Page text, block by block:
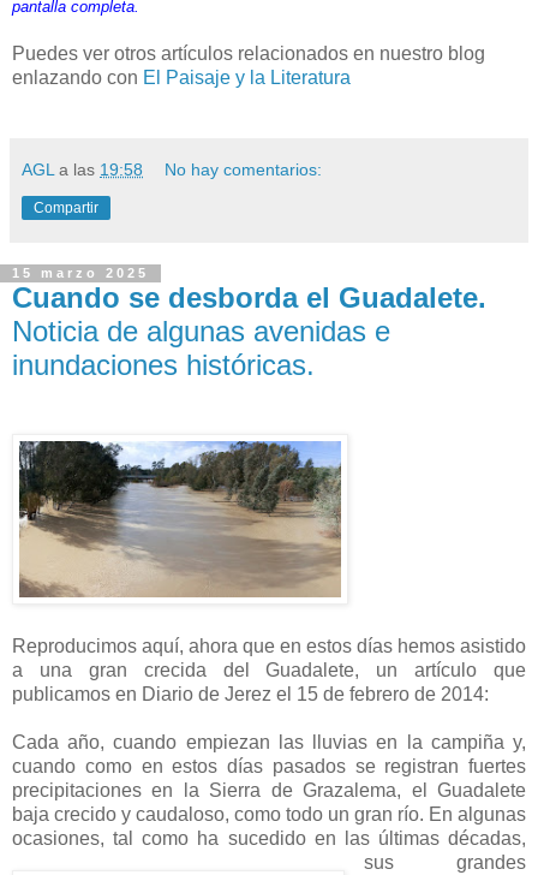
pantalla completa.
Puedes ver otros artículos relacionados en nuestro blog
enlazando con El Paisaje y la Literatura
AGL a las 19:58 No hay comentarios:
Compartir
15 marzo 2025
Cuando se desborda el Guadalete.
Noticia de algunas avenidas e
inundaciones históricas.
Reproducimos aquí, ahora que en estos días hemos asistido
a una gran crecida del Guadalete, un artículo que
publicamos en Diario de Jerez el 15 de febrero de 2014:
Cada año, cuando empiezan las lluvias en la campiña y,
cuando como en estos días pasados se registran fuertes
precipitaciones en la Sierra de Grazalema, el Guadalete
baja crecido y caudaloso, como todo un gran río. En algunas
ocasiones, tal como ha sucedido en las últimas décadas,
sus grandes